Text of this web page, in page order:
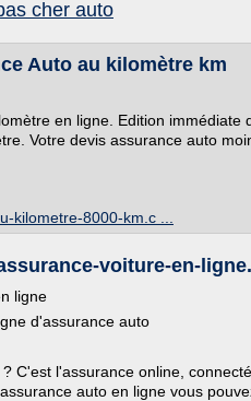
cher auto
Auto au kilomètre km
en ligne. Edition immédiate
Votre devis assurance auto
kilometre-8000-km.c ...
voiture-en-
ligne
d'assurance auto
C'est l'assurance online,
auto en ligne vous